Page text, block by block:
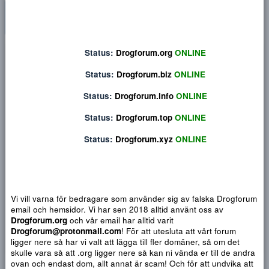
Privat konversation
Status:
Drogforum.biz ONLINE
Status: Drogforum.info ONLINE
Vi vill varna för bedragare som använder sig av falska
email och hemsidor. Vi har sen 2018 alltid använt oss av